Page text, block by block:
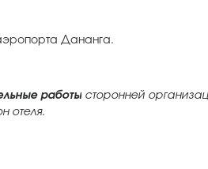
Дананга.
работы сторонней
отеля.